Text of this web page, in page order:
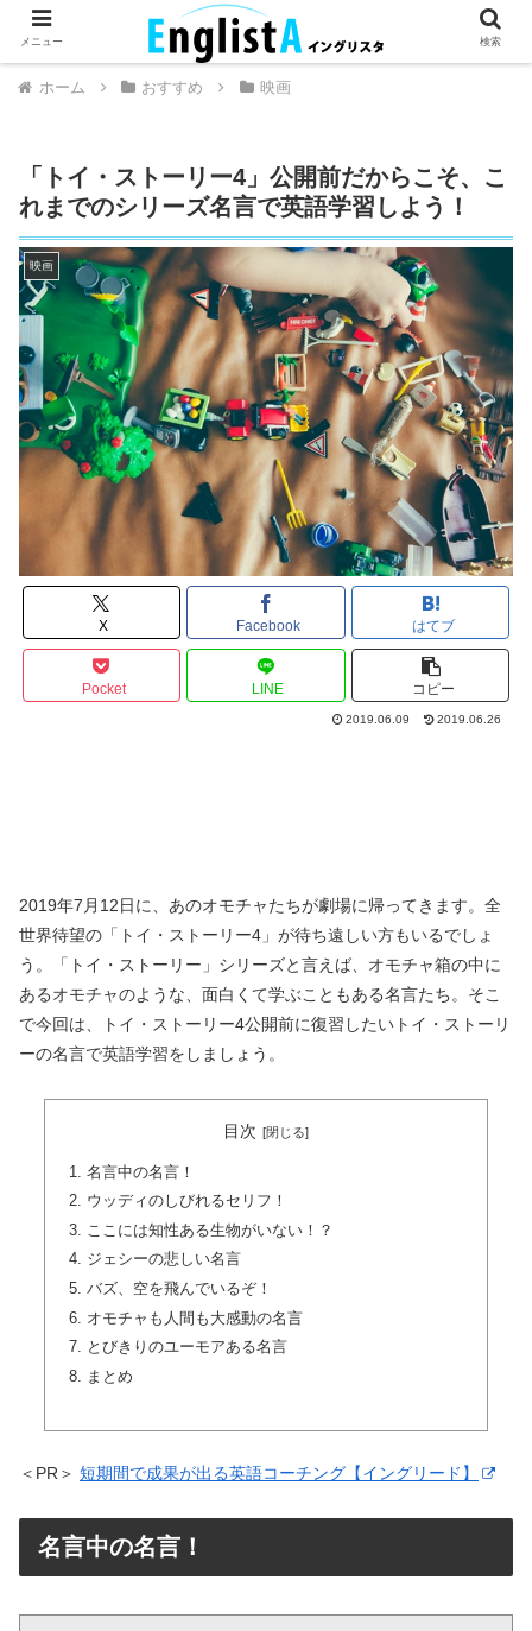
英語が話せるとちょっとハッピー。
ホーム おすすめ 映画
「トイ・ストーリー4」公開前だからこそ、こ
れまでのシリーズ名言で英語学習しよう！
映画
X Facebook はてブ
Pocket LINE コピー
2019.06.09 2019.06.26
2019年7月12日に、あのオモチャたちが劇場に帰ってきます。全
世界待望の「トイ・ストーリー4」が待ち遠しい方もいるでしょ
う。「トイ・ストーリー」シリーズと言えば、オモチャ箱の中に
あるオモチャのような、面白くて学ぶこともある名言たち。そこ
で今回は、トイ・ストーリー4公開前に復習したいトイ・ストーリ
ーの名言で英語学習をしましょう。
目次
名言中の名言！
ウッディのしびれるセリフ！
ここには知性ある生物がいない！？
ジェシーの悲しい名言
バズ、空を飛んでいるぞ！
オモチャも人間も大感動の名言
とびきりのユーモアある名言
まとめ
＜PR＞ 短期間で成果が出る英語コーチング【イングリード】
名言中の名言！
メニュー 検索